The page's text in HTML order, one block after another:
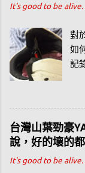
It's good to be alive.
對
如
記
台灣山葉勁豪
說，好的壞的
It's good to be alive.